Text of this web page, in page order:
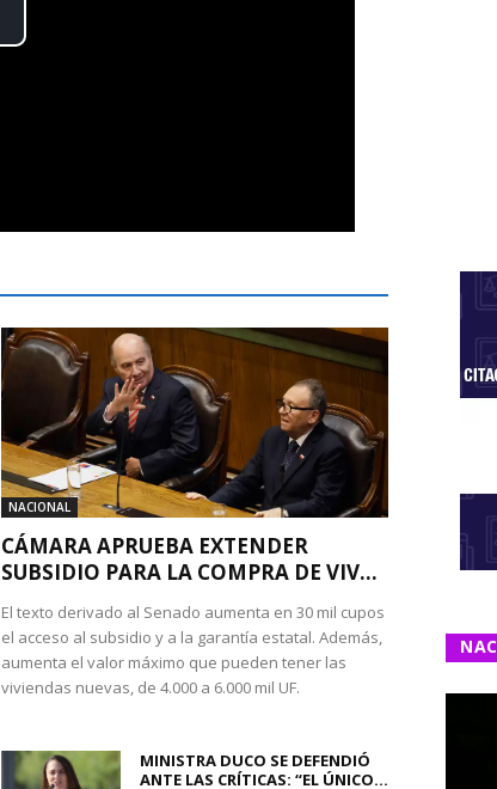
NACIONAL
CÁMARA APRUEBA EXTENDER
SUBSIDIO PARA LA COMPRA DE VIV...
El texto derivado al Senado aumenta en 30 mil cupos
el acceso al subsidio y a la garantía estatal. Además,
aumenta el valor máximo que pueden tener las
viviendas nuevas, de 4.000 a 6.000 mil UF.
MINISTRA DUCO SE DEFENDIÓ
ANTE LAS CRÍTICAS: “EL ÚNICO...